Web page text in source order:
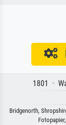
1801 ·
Bridgenorth,